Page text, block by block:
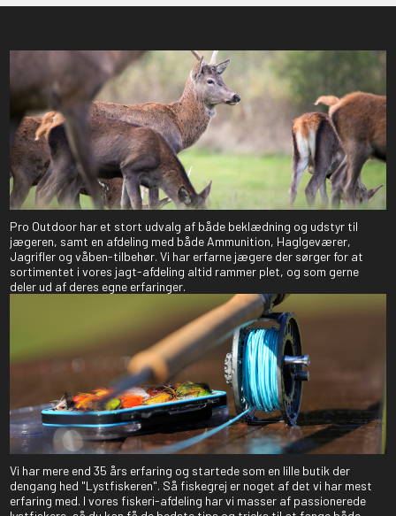
Pro Outdoor har et stort udvalg af både beklædning og udstyr til
jægeren, samt en afdeling med både Ammunition, Haglgeværer,
Jagrifler og våben-tilbehør. Vi har erfarne jægere der sørger for at
sortimentet i vores jagt-afdeling altid rammer plet, og som gerne
deler ud af deres egne erfaringer.
Vi har mere end 35 års erfaring og startede som en lille butik der
dengang hed "Lystfiskeren". Så fiskegrej er noget af det vi har mest
erfaring med. I vores fiskeri-afdeling har vi masser af passionerede